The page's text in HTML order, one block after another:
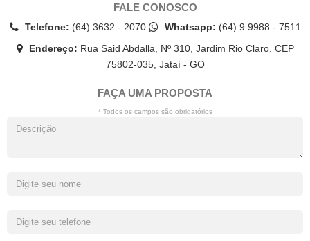
FALE CONOSCO
Telefone: (64) 3632 - 2070 Whatsapp: (64) 9 9988 - 7511
Endereço: Rua Said Abdalla, Nº 310, Jardim Rio Claro. CEP
75802-035, Jataí - GO
FAÇA UMA PROPOSTA
* Todos os campos são obrigatórios